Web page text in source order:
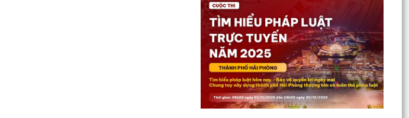
ĐỀN LIỆT SĨ PHƯỜNG AN BIÊN - LÊ CHÂN ĐÓN
CÁC ĐOÀN ĐẠI BIỂU ĐẾN DÂNG HƯƠNG, DÂNG
HOA TƯỞNG NIỆM CÁC...
ĐỒNG CHÍ BÍ THƯ ĐẢNG ỦY, ĐỒNG CHÍ CHỦ TỊCH
UBND PHƯỜNG AN BIÊN ĐỐI THOẠI TRỰC TIẾP
VỚI NHÂN DÂN NĂM...